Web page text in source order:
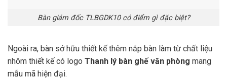
Bàn giám đốc TLBGDK10 có điểm gì đặc biệt?
Ngoài ra, bàn sở hữu thiết kế thêm nắp bàn làm từ chất liệu
nhôm thiết kế có logo Thanh lý bàn ghế văn phòng mang
mẫu mã hiện đại.